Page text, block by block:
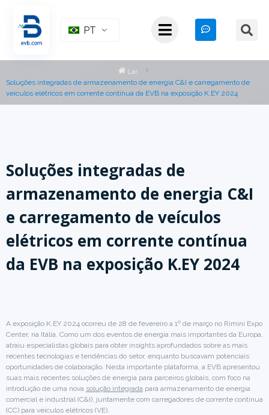
PT
Lar
Soluções integradas de armazenamento de energia C&I e carregamento de
veículos elétricos em corrente contínua da EVB na exposição K.EY 2024
Soluções integradas de
armazenamento de energia C&I
e carregamento de veículos
elétricos em corrente contínua
da EVB na exposição K.EY 2024
A exposição K.EY 2024 ocorreu de 28 de fevereiro a 1º de março no Rimini Expo
Center, na Itália. Como um dos eventos de energia mais importantes da Europa,
atraiu especialistas globais para obter insights aprofundados sobre as mais
recentes tecnologias e tendências do setor, enquanto buscavam potenciais
oportunidades de colaboração. Nesta importante plataforma, a EVB apresentou
suas mais recentes soluções de energia para parceiros globais, com foco na
introdução de uma nova solução integrada para armazenamento de energia
comercial e industrial (C&I), juntamente com carregadores de corrente contínua
(CC) para veículos elétricos (VE).